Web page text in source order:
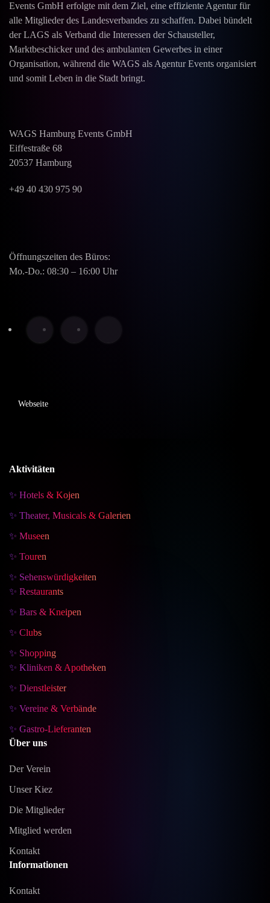
Events GmbH erfolgte mit dem Ziel, eine effiziente Agentur für
alle Mitglieder des Landesverbandes zu schaffen. Dabei bündelt
der LAGS als Verband die Interessen der Schausteller,
Marktbeschicker und des ambulanten Gewerbes in einer
Organisation, während die WAGS als Agentur Events organisiert
und somit Leben in die Stadt bringt.
WAGS Hamburg Events GmbH
Eiffestraße 68
20537 Hamburg
+49 40 430 975 90
Öffnungszeiten des Büros:
Mo.-Do.: 08:30 – 16:00 Uhr
Webseite
Aktivitäten
✨ Hotels & Kojen
✨ Theater, Musicals & Galerien
✨ Museen
✨ Touren
✨ Sehenswürdigkeiten
✨ Restaurants
✨ Bars & Kneipen
✨ Clubs
✨ Shopping
✨ Kliniken & Apotheken
✨ Dienstleister
✨ Vereine & Verbände
✨ Gastro-Lieferanten
Über uns
Der Verein
Unser Kiez
Die Mitglieder
Mitglied werden
Kontakt
Informationen
Kontakt